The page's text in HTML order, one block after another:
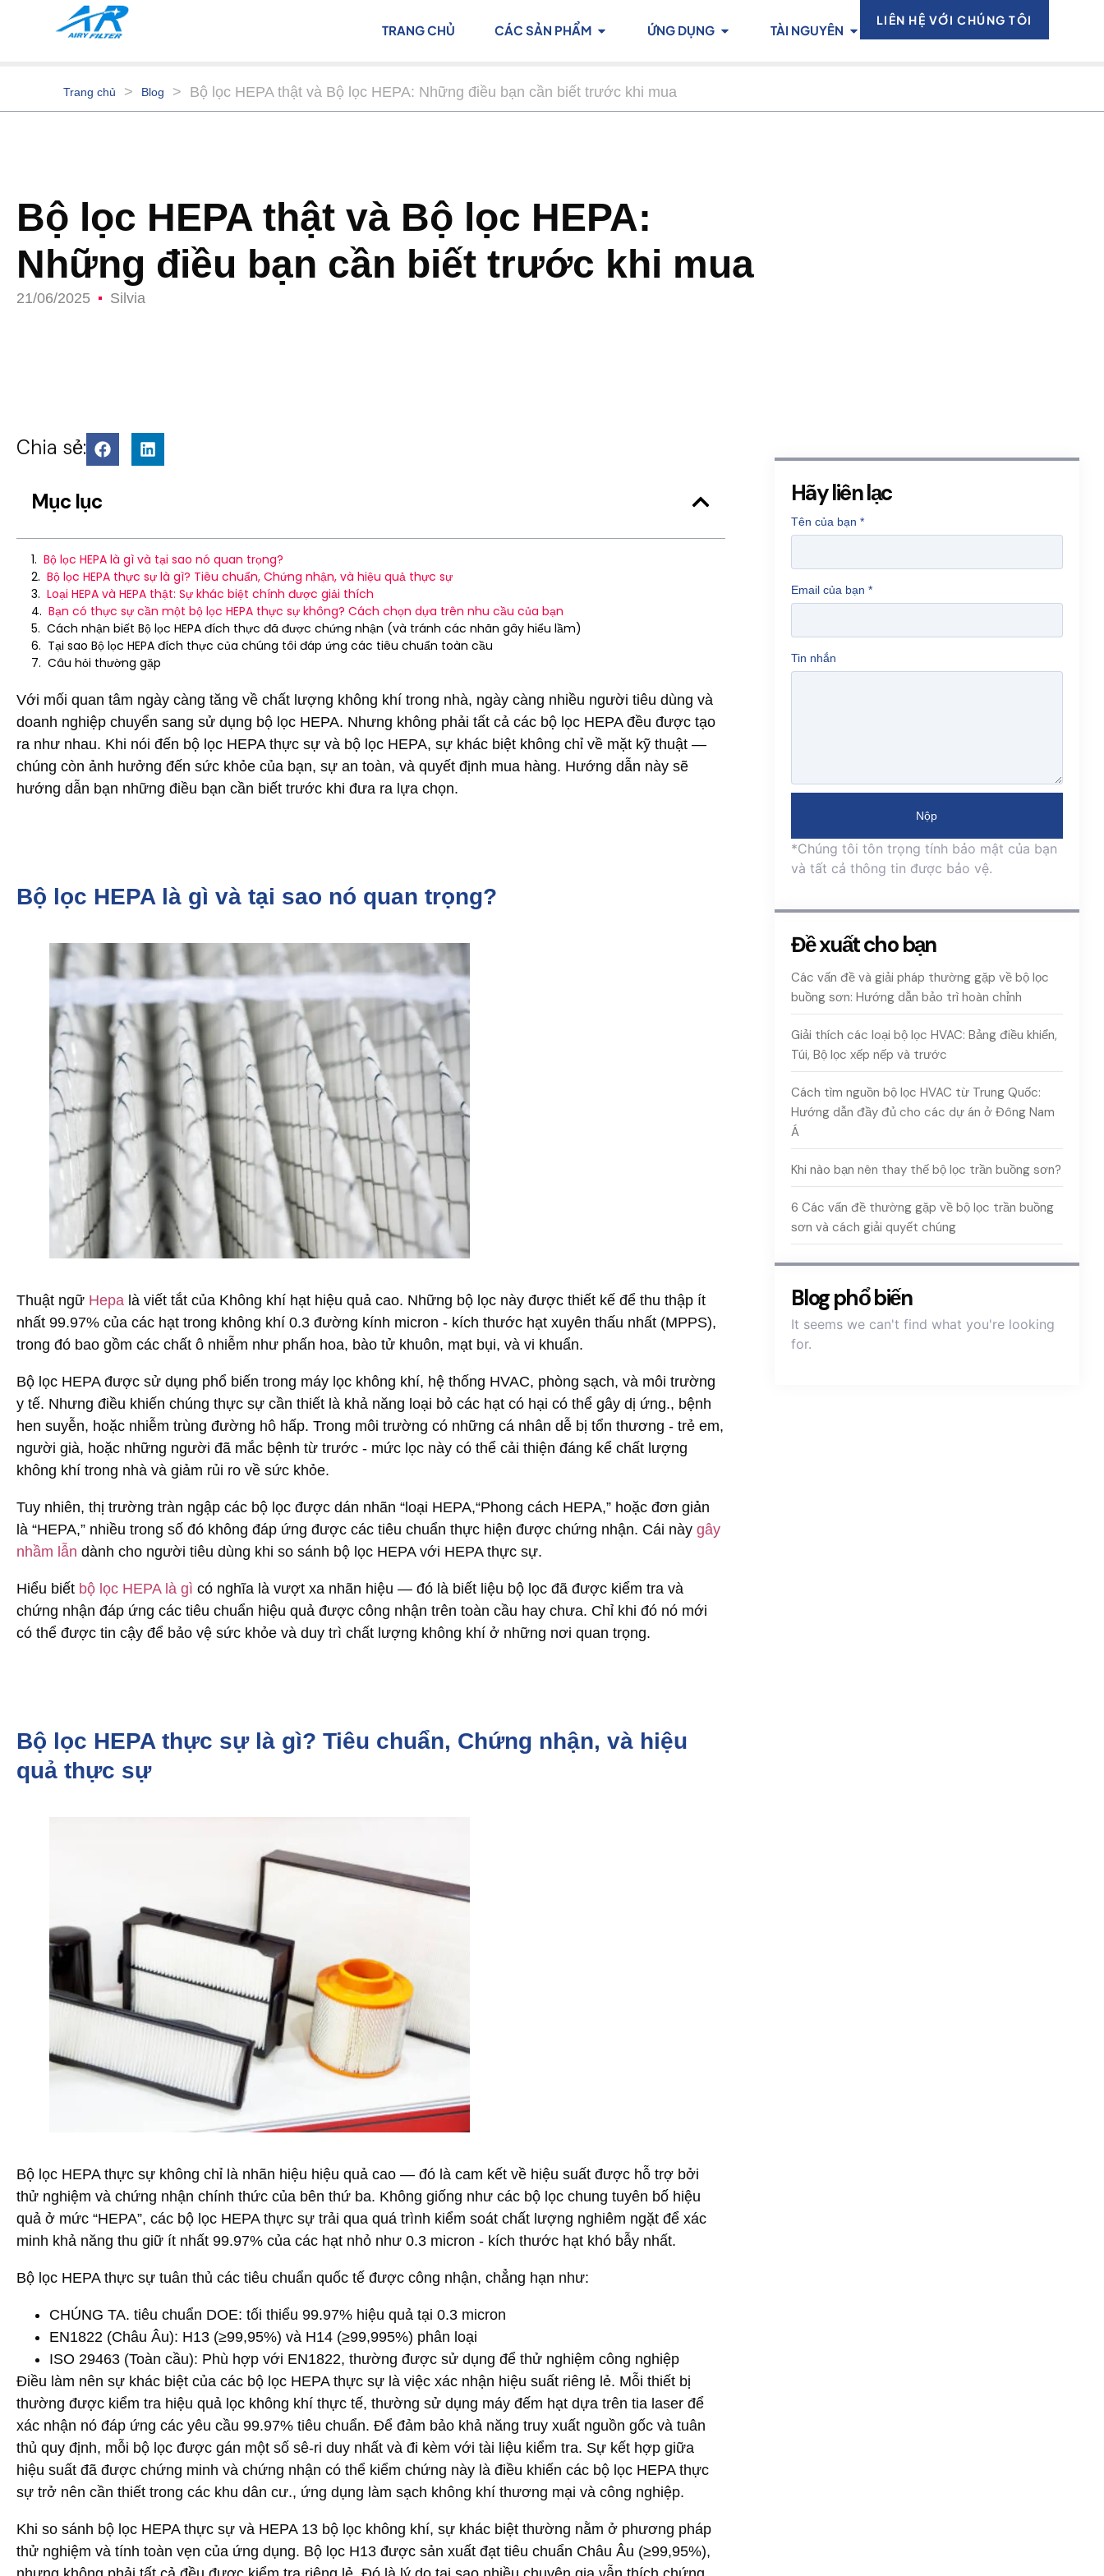
TRANG CHỦ CÁC SẢN PHẨM ỨNG DỤNG TÀI NGUYÊN
LIÊN HỆ VỚI CHÚNG TÔI
Trang chủ > Blog > Bộ lọc HEPA thật và Bộ lọc HEPA: Những điều bạn cần biết trước khi mua
Bộ lọc HEPA thật và Bộ lọc HEPA:
Những điều bạn cần biết trước khi mua
21/06/2025 Silvia
Chia sẻ:
Mục lục
Bộ lọc HEPA là gì và tại sao nó quan trọng?
Bộ lọc HEPA thực sự là gì? Tiêu chuẩn, Chứng nhận, và hiệu quả thực sự
Loại HEPA và HEPA thật: Sự khác biệt chính được giải thích
Bạn có thực sự cần một bộ lọc HEPA thực sự không? Cách chọn dựa trên nhu cầu của bạn
Cách nhận biết Bộ lọc HEPA đích thực đã được chứng nhận (và tránh các nhãn gây hiểu lầm)
Tại sao Bộ lọc HEPA đích thực của chúng tôi đáp ứng các tiêu chuẩn toàn cầu
Câu hỏi thường gặp
Với mối quan tâm ngày càng tăng về chất lượng không khí trong nhà, ngày càng nhiều người tiêu dùng và
doanh nghiệp chuyển sang sử dụng bộ lọc HEPA. Nhưng không phải tất cả các bộ lọc HEPA đều được tạo
ra như nhau. Khi nói đến bộ lọc HEPA thực sự và bộ lọc HEPA, sự khác biệt không chỉ về mặt kỹ thuật —
chúng còn ảnh hưởng đến sức khỏe của bạn, sự an toàn, và quyết định mua hàng. Hướng dẫn này sẽ
hướng dẫn bạn những điều bạn cần biết trước khi đưa ra lựa chọn.
Bộ lọc HEPA là gì và tại sao nó quan trọng?
Thuật ngữ Hepa là viết tắt của Không khí hạt hiệu quả cao. Những bộ lọc này được thiết kế để thu thập ít
nhất 99.97% của các hạt trong không khí 0.3 đường kính micron - kích thước hạt xuyên thấu nhất (MPPS),
trong đó bao gồm các chất ô nhiễm như phấn hoa, bào tử khuôn, mạt bụi, và vi khuẩn.
Bộ lọc HEPA được sử dụng phổ biến trong máy lọc không khí, hệ thống HVAC, phòng sạch, và môi trường
y tế. Nhưng điều khiến chúng thực sự cần thiết là khả năng loại bỏ các hạt có hại có thể gây dị ứng., bệnh
hen suyễn, hoặc nhiễm trùng đường hô hấp. Trong môi trường có những cá nhân dễ bị tổn thương - trẻ em,
người già, hoặc những người đã mắc bệnh từ trước - mức lọc này có thể cải thiện đáng kể chất lượng
không khí trong nhà và giảm rủi ro về sức khỏe.
Tuy nhiên, thị trường tràn ngập các bộ lọc được dán nhãn “loại HEPA,“Phong cách HEPA,” hoặc đơn giản
là “HEPA,” nhiều trong số đó không đáp ứng được các tiêu chuẩn thực hiện được chứng nhận. Cái này gây
nhầm lẫn dành cho người tiêu dùng khi so sánh bộ lọc HEPA với HEPA thực sự.
Hiểu biết bộ lọc HEPA là gì có nghĩa là vượt xa nhãn hiệu — đó là biết liệu bộ lọc đã được kiểm tra và
chứng nhận đáp ứng các tiêu chuẩn hiệu quả được công nhận trên toàn cầu hay chưa. Chỉ khi đó nó mới
có thể được tin cậy để bảo vệ sức khỏe và duy trì chất lượng không khí ở những nơi quan trọng.
Bộ lọc HEPA thực sự là gì? Tiêu chuẩn, Chứng nhận, và hiệu
quả thực sự
Bộ lọc HEPA thực sự không chỉ là nhãn hiệu hiệu quả cao — đó là cam kết về hiệu suất được hỗ trợ bởi
thử nghiệm và chứng nhận chính thức của bên thứ ba. Không giống như các bộ lọc chung tuyên bố hiệu
quả ở mức “HEPA”, các bộ lọc HEPA thực sự trải qua quá trình kiểm soát chất lượng nghiêm ngặt để xác
minh khả năng thu giữ ít nhất 99.97% của các hạt nhỏ như 0.3 micron - kích thước hạt khó bẫy nhất.
Bộ lọc HEPA thực sự tuân thủ các tiêu chuẩn quốc tế được công nhận, chẳng hạn như:
CHÚNG TA. tiêu chuẩn DOE: tối thiểu 99.97% hiệu quả tại 0.3 micron
EN1822 (Châu Âu): H13 (≥99,95%) và H14 (≥99,995%) phân loại
ISO 29463 (Toàn cầu): Phù hợp với EN1822, thường được sử dụng để thử nghiệm công nghiệp
Điều làm nên sự khác biệt của các bộ lọc HEPA thực sự là việc xác nhận hiệu suất riêng lẻ. Mỗi thiết bị
thường được kiểm tra hiệu quả lọc không khí thực tế, thường sử dụng máy đếm hạt dựa trên tia laser để
xác nhận nó đáp ứng các yêu cầu 99.97% tiêu chuẩn. Để đảm bảo khả năng truy xuất nguồn gốc và tuân
thủ quy định, mỗi bộ lọc được gán một số sê-ri duy nhất và đi kèm với tài liệu kiểm tra. Sự kết hợp giữa
hiệu suất đã được chứng minh và chứng nhận có thể kiểm chứng này là điều khiến các bộ lọc HEPA thực
sự trở nên cần thiết trong các khu dân cư., ứng dụng làm sạch không khí thương mại và công nghiệp.
Khi so sánh bộ lọc HEPA thực sự và HEPA 13 bộ lọc không khí, sự khác biệt thường nằm ở phương pháp
thử nghiệm và tính toàn vẹn của ứng dụng. Bộ lọc H13 được sản xuất đạt tiêu chuẩn Châu Âu (≥99,95%),
Hãy liên lạc
Tên của bạn *
Email của bạn *
Tin nhắn
Nộp
*Chúng tôi tôn trọng tính bảo mật của bạn
và tất cả thông tin được bảo vệ.
Đề xuất cho bạn
Các vấn đề và giải pháp thường gặp về bộ lọc
buồng sơn: Hướng dẫn bảo trì hoàn chỉnh
Giải thích các loại bộ lọc HVAC: Bảng điều khiển,
Túi, Bộ lọc xếp nếp và trước
Cách tìm nguồn bộ lọc HVAC từ Trung Quốc:
Hướng dẫn đầy đủ cho các dự án ở Đông Nam
Á
Khi nào bạn nên thay thế bộ lọc trần buồng sơn?
6 Các vấn đề thường gặp về bộ lọc trần buồng
sơn và cách giải quyết chúng
Blog phổ biến
It seems we can't find what you're looking
for.